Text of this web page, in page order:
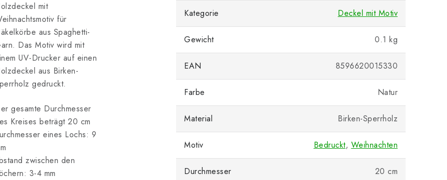
mit
für
aus Spaghetti-
Das Motiv wird mit
UV-Drucker auf einen
aus Birken-
gedruckt.
gesamte Durchmesser
Kreises beträgt 20 cm
eines Lochs: 9
zwischen den
3-4 mm
Kategorie Deckel mit Motiv
Gewicht 0.1 kg
EAN 8596620015330
Farbe Natur
Material Birken-Sperrholz
Motiv Bedruckt, Weihnachten
Durchmesser 20 cm